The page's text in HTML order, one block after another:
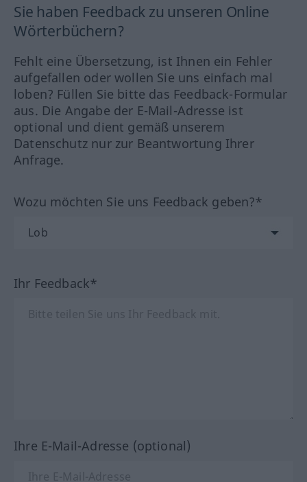
Sie haben Feedback zu unseren Online
Wörterbüchern?
Fehlt eine Übersetzung, ist Ihnen ein Fehler
aufgefallen oder wollen Sie uns einfach mal
loben? Füllen Sie bitte das Feedback-Formular
aus. Die Angabe der E-Mail-Adresse ist
optional und dient gemäß unserem
Datenschutz nur zur Beantwortung Ihrer
Anfrage.
Wozu möchten Sie uns Feedback geben?*
Ihr Feedback*
Ihre E-Mail-Adresse (optional)